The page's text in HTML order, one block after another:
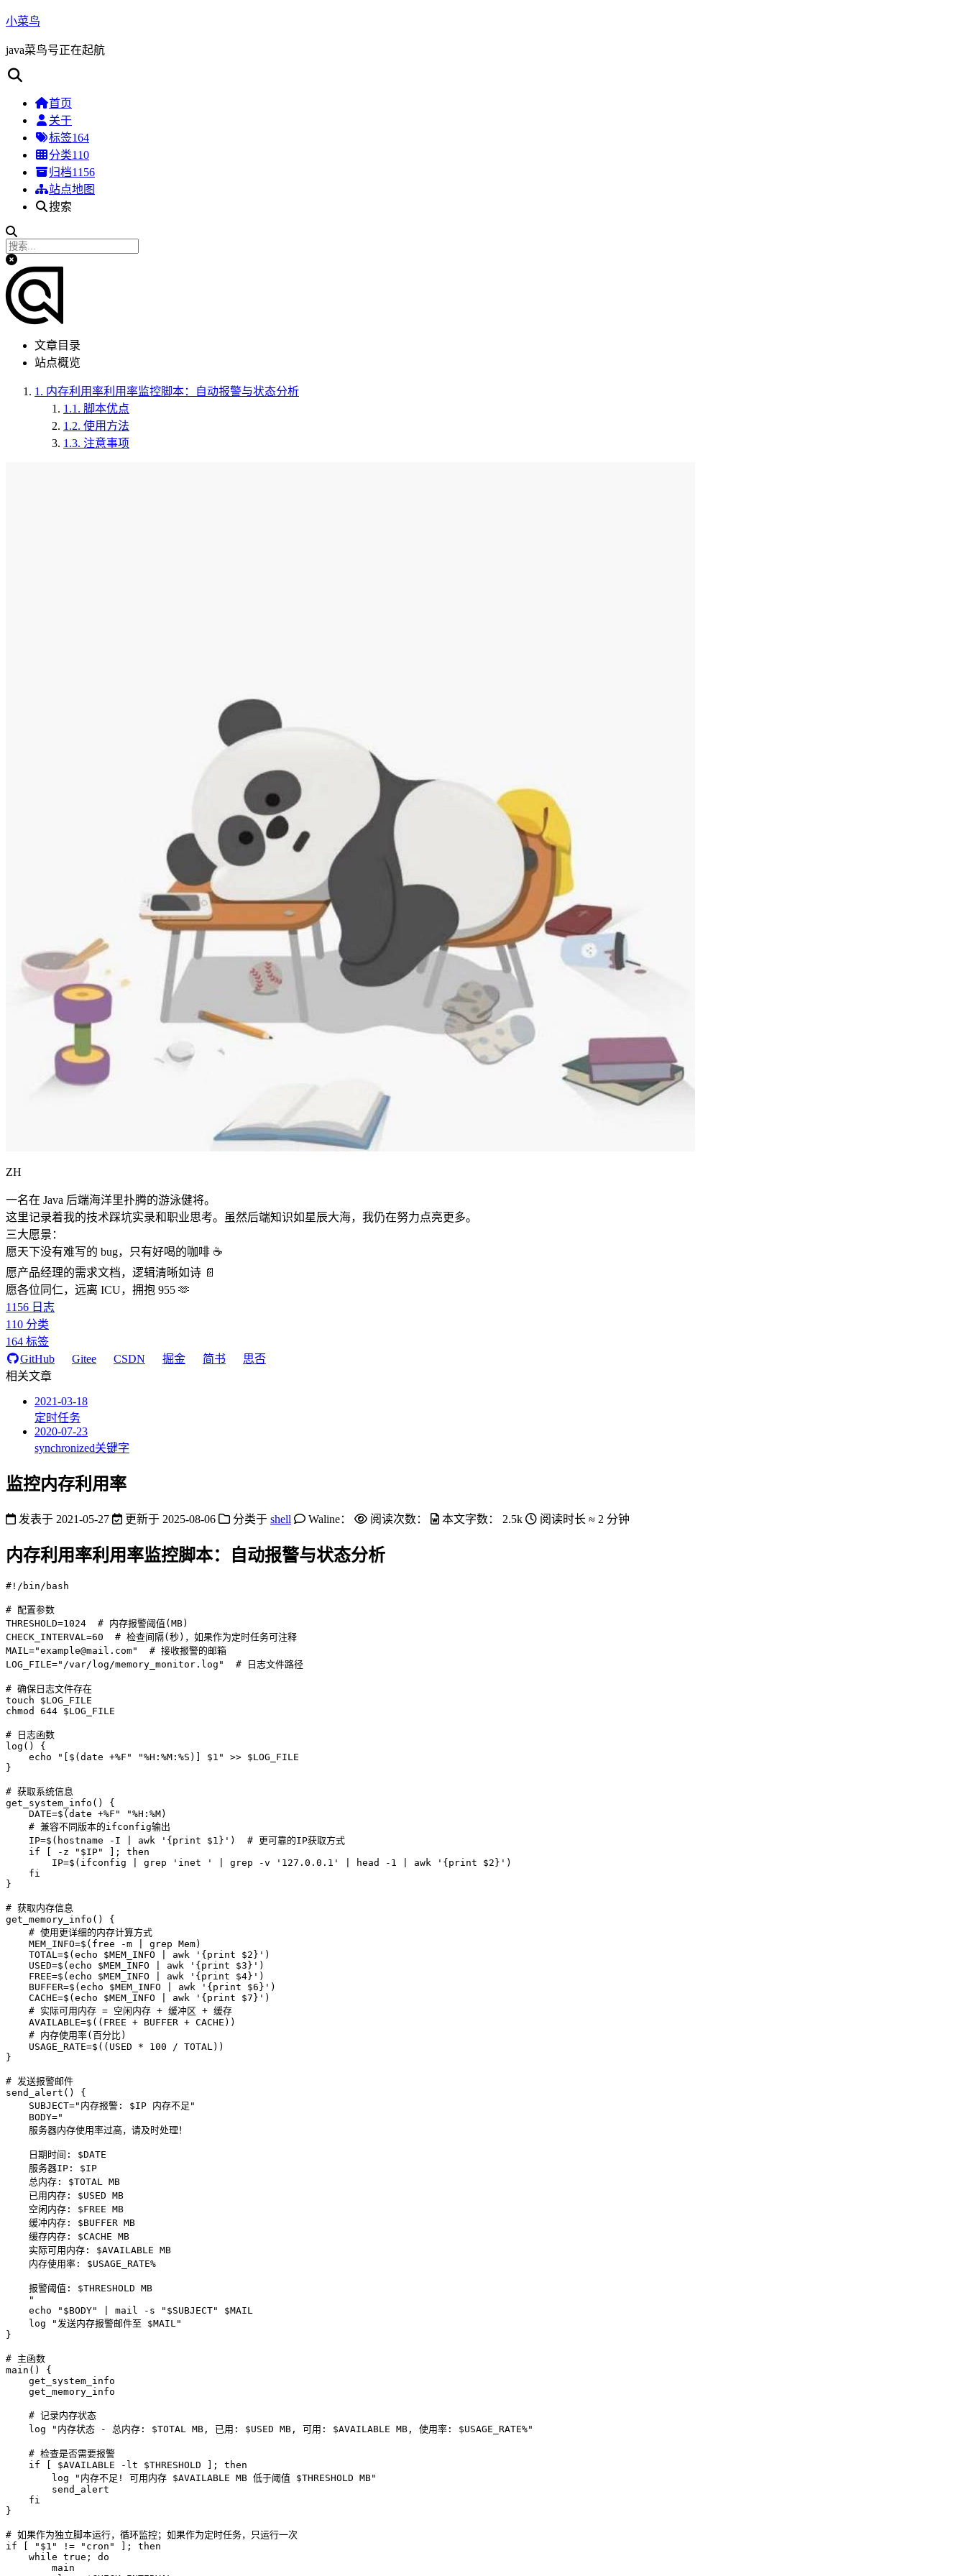
小菜鸟
java菜鸟号正在起航
首页
关于
标签164
分类110
归档1156
站点地图
搜索
文章目录
站点概览
1. 内存利用率利用率监控脚本：自动报警与状态分析
1.1. 脚本优点
1.2. 使用方法
1.3. 注意事项
ZH
一名在 Java 后端海洋里扑腾的游泳健将。
这里记录着我的技术踩坑实录和职业思考。虽然后端知识如星辰大海，我仍在努力点亮更多。
三大愿景：
愿天下没有难写的 bug，只有好喝的咖啡 ☕️
愿产品经理的需求文档，逻辑清晰如诗 📄
愿各位同仁，远离 ICU，拥抱 955 🫶
1156 日志
110 分类
164 标签
GitHub
Gitee CSDN 掘金 简书
思否
相关文章
2021-03-18
定时任务
2020-07-23
synchronized关键字
监控内存利用率
发表于 2021-05-27 更新于 2025-08-06 分类于 shell Waline： 阅读次数： 本文字数： 2.5k 阅读时长 ≈ 2 分钟
内存利用率利用率监控脚本：自动报警与状态分析
# !/bin/bash
# 配置参数
THRESHOLD=1024  # 内存报警阈值(MB)
CHECK_INTERVAL=60  # 检查间隔(秒)，如果作为定时任务可注释
MAIL="example@mail.com"  # 接收报警的邮箱
# 确保日志文件存在
touch $LOG_FILE
#
日志函数
log() {
    echo "[$(date +%F" "%H:%M:%S)] $1" >> $LOG_FILE
# 获取系统信息
get_system_info() {
    DATE=$(date +%F" "%H:%M)
    # 兼容不同版本的ifconfig输出
    IP=$(hostname -I | awk '{print $1}')  # 更可靠的IP获取方式
    if [ -z "$IP" ]; then
        IP=$(ifconfig | grep 'inet ' | grep -v '127.0.0.1' | head -1 | awk '{print $2}')
    fi
# 获取内存信息
get_memory_info() {
    # 使用更详细的内存计算方式
    MEM_INFO=$(free -m | grep Mem)
    TOTAL=$(echo $MEM_INFO | awk '{print $2}')
    USED=$(echo $MEM_INFO | awk '{print $3}')
    FREE=$(echo $MEM_INFO | awk '{print $4}')
    BUFFER=$(echo $MEM_INFO | awk '{print $6}')
    CACHE=$(echo $MEM_INFO | awk '{print $7}')
    # 实际可用内存 = 空闲内存 + 缓冲区 + 缓存
    AVAILABLE=$((FREE + BUFFER + CACHE))
    # 内存使用率(百分比)
    USAGE_RATE=$((USED * 100 / TOTAL))
# 发送报警邮件
send_alert() {
    SUBJECT="内存报警: $IP 内存不足"
    BODY="
    服务器内存使用率过高，请及时处理！
    日期时间: $DATE
    服务器IP: $IP
    总内存: $TOTAL MB
    已用内存: $USED MB
    空闲内存: $FREE MB
    缓冲内存: $BUFFER MB
    缓存内存: $CACHE MB
    实际可用内存: $AVAILABLE MB
    内存使用率: $USAGE_RATE%
    报警阈值: $THRESHOLD MB
    "
    echo "$BODY" | mail -s "$SUBJECT" $MAIL
    log "发送内存报警邮件至 $MAIL"
# 主函数
main() {
    get_system_info
    get_memory_info
    # 记录内存状态
    log "内存状态 - 总内存: $TOTAL MB, 已用: $USED MB, 可用: $AVAILABLE MB, 使用率: $USAGE_RATE%"
    # 检查是否需要报警
    if [ $AVAILABLE -lt $THRESHOLD ]; then
        log "内存不足! 可用内存 $AVAILABLE MB 低于阈值 $THRESHOLD MB"
        send_alert
    fi
# 如果作为独立脚本运行，循环监控；如果作为定时任务，只运行一次
if [ "$1" != "cron" ]; then
    while true; do
        main